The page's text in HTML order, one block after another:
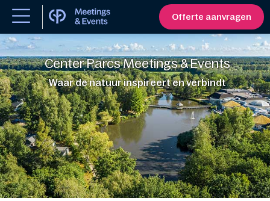
Offerte aanvragen
Center Parcs Meetings & Events
Waar de natuur inspireert en verbindt